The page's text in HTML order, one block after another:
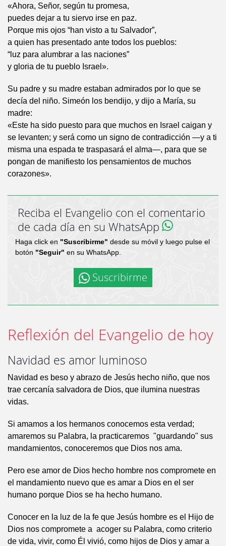
«Ahora, Señor, según tu promesa,
puedes dejar a tu siervo irse en paz.
Porque mis ojos “han visto a tu Salvador”,
a quien has presentado ante todos los pueblos:
“luz para alumbrar a las naciones”
y gloria de tu pueblo Israel».
Su padre y su madre estaban admirados por lo que se
decía del niño. Simeón los bendijo, y dijo a María, su
madre:
«Este ha sido puesto para que muchos en Israel caigan y
se levanten; y será como un signo de contradicción —y a ti
misma una espada te traspasará el alma—, para que se
pongan de manifiesto los pensamientos de muchos
corazones».
Reciba el Evangelio con el comentario
de cada día en su WhatsApp
Haga click en "Suscribirme" desde su móvil y luego pulse el
botón "Seguir" en su WhatsApp.
Suscribirme
Reflexión del Evangelio de hoy
Navidad es amor luminoso
Navidad es beso y abrazo de Jesús hecho niño, que nos
trae cercanía salvadora de Dios, que ilumina nuestras
vidas.
Si amamos a los hermanos conocemos esta verdad;
amaremos su Palabra, la practicaremos "guardando" sus
mandamientos, conoceremos que Dios nos ama.
Pero ese amor de Dios hecho hombre nos compromete en
el mandamiento nuevo que es amar a Dios en el ser
humano porque Dios se ha hecho humano.
Conocer en la luz de la fe que Jesús hombre es el Hijo de
Dios nos compromete a acoger su Palabra, como criterio
de vida, vivir, como Él vivió, como hijos de Dios y amar a